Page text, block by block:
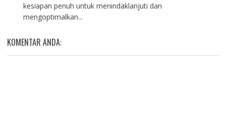
kesiapan penuh untuk menindaklanjuti dan
mengoptimalkan...
KOMENTAR ANDA: